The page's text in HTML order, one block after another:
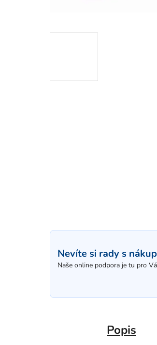
Nevíte si rady s
Naše online podpora je tu pro
Popis